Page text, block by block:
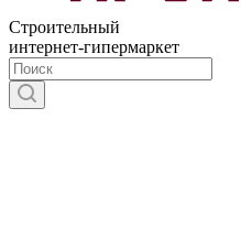
Строительный
интернет-гипермаркет